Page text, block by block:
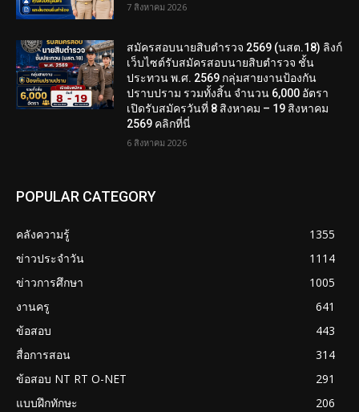
7 สิงหาคม 2026
สมัครสอบนายสิบตำรวจ 2569 (นสต.18) ลิงก์
เว็บไซต์รับสมัครสอบนายสิบตำรวจ ชั้น
ประทวน พ.ศ. 2569 กลุ่มสายงานป้องกัน
ปราบปราม รวมทั้งสิ้น จำนวน 6,000 อัตรา
เปิดรับสมัครวันที่ 8 สิงหาคม – 19 สิงหาคม
2569 คลิกที่นี่
6 สิงหาคม 2026
POPULAR CATEGORY
คลังความรู้
1355
ข่าวประจำวัน
1114
ข่าวการศึกษา
1005
งานครู
641
ข้อสอบ
443
สื่อการสอน
314
ข้อสอบ NT RT O-NET
291
แบบฝึกทักษะ
206